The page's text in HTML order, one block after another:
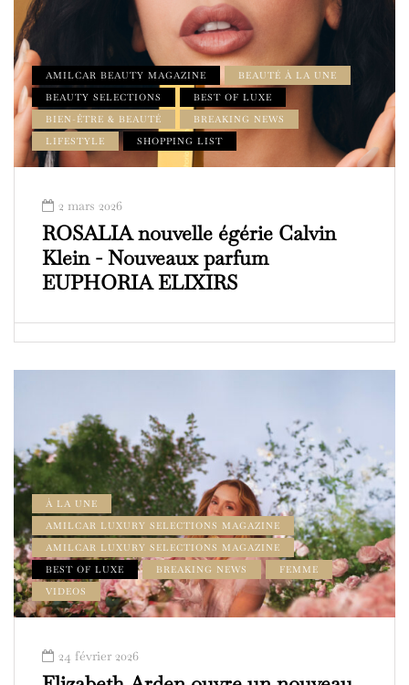
AMILCAR BEAUTY MAGAZINE
BEAUTÉ À LA UNE
BEAUTY SELECTIONS
BEST OF LUXE
BIEN-ÊTRE & BEAUTÉ
BREAKING NEWS
LIFESTYLE
SHOPPING LIST
2 mars 2026
ROSALIA nouvelle égérie Calvin
Klein - Nouveaux parfum
EUPHORIA ELIXIRS
À LA UNE
AMILCAR LUXURY SELECTIONS MAGAZINE
AMILCAR LUXURY SELECTIONS MAGAZINE
BEST OF LUXE
BREAKING NEWS
FEMME
VIDEOS
24 février 2026